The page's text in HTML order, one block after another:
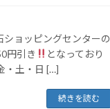
ョッピングセンターの
円引き
となっており
・土・日 […]
続きを読む